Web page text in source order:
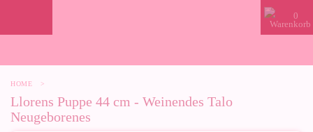
0
HOME >
Llorens Puppe 44 cm - Weinendes Talo
Neugeborenes